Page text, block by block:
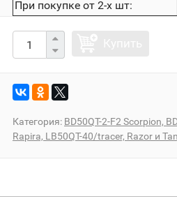
При покупке от 2-х шт:
Категория: BD50QT-2-F2 Scorpion,
Rapira, LB50QT-40/tracer, Razor и